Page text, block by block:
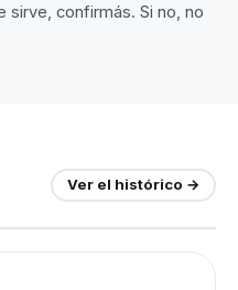
sirve, confirmás. Si no, no
Ver el histórico →